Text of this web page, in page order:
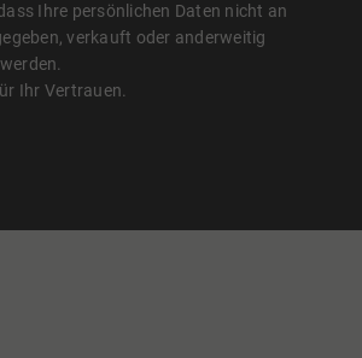
Ihre persönlichen Daten nicht an
verkauft oder anderweitig
Ihr Vertrauen.